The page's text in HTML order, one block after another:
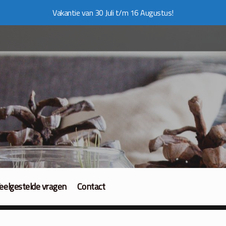
Vakantie van 30 Juli t/m 16 Augustus!
vragen Contact